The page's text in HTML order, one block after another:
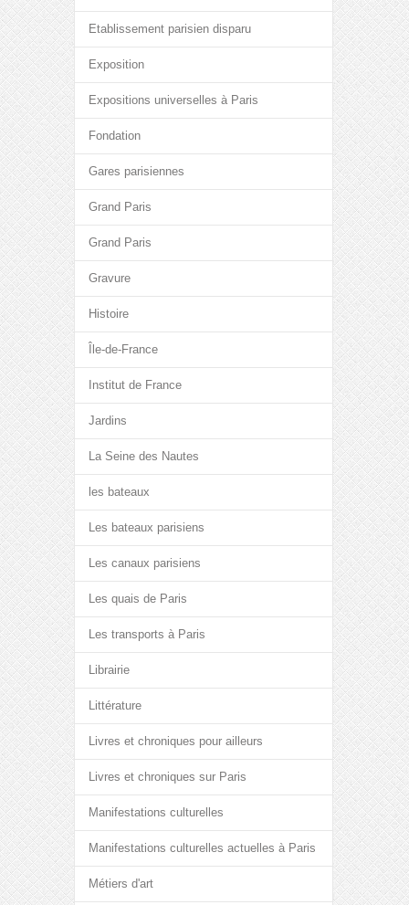
Etablissement parisien disparu
Exposition
Expositions universelles à Paris
Fondation
Gares parisiennes
Grand Paris
Grand Paris
Gravure
Histoire
Île-de-France
Institut de France
Jardins
La Seine des Nautes
les bateaux
Les bateaux parisiens
Les canaux parisiens
Les quais de Paris
Les transports à Paris
Librairie
Littérature
Livres et chroniques pour ailleurs
Livres et chroniques sur Paris
Manifestations culturelles
Manifestations culturelles actuelles à Paris
Métiers d'art